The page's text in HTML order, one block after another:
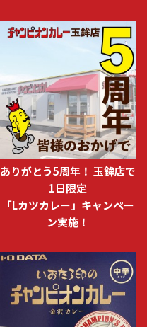
ありがとう5周年！ 玉鉾店で
1日限定
「Lカツカレー」キャンペー
ン実施！